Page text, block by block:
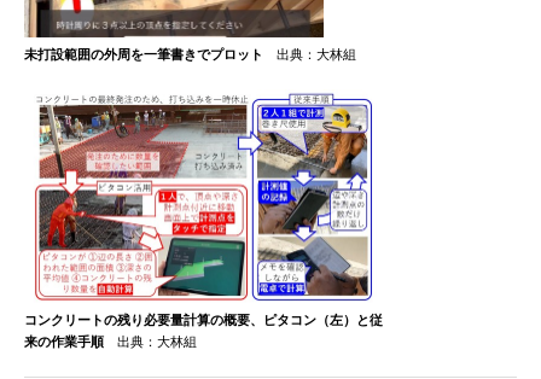
未打設範囲の外周を一筆書きでプロット 出典：大林組
コンクリートの残り必要量計算の概要、ピタコン（左）と従
来の作業手順 出典：大林組